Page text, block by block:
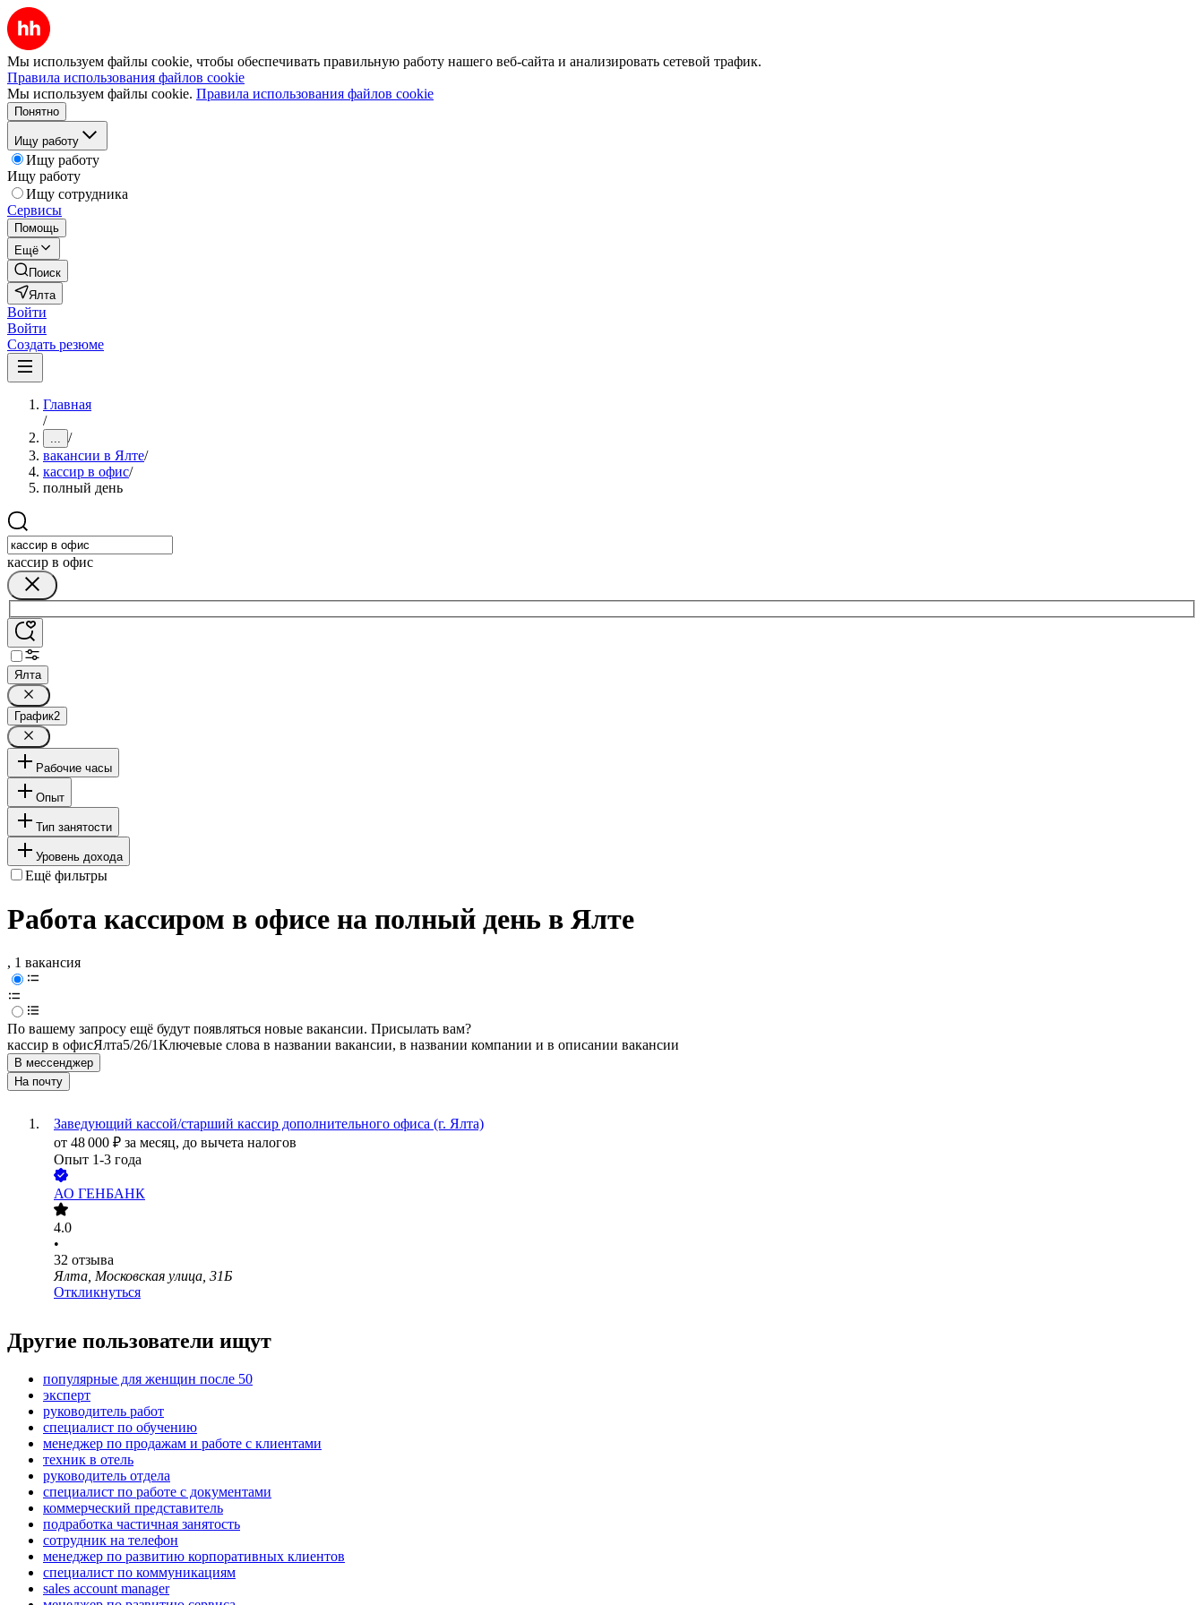
Мы используем файлы cookie, чтобы обеспечивать правильную работу нашего веб-сайта и анализировать сетевой трафик.
Правила использования файлов cookie
Мы используем файлы cookie. Правила использования файлов cookie
Понятно
Ищу работу
Ищу работу
Ищу работу
Ищу сотрудника
Сервисы
Помощь
Ещё
Поиск
Ялта
Войти
Войти
Создать резюме
Главная
/
... /
вакансии в Ялте/
кассир в офис/
полный день
кассир в офис
Ялта
График2
Рабочие часы
Опыт
Тип занятости
Уровень дохода
Ещё фильтры
Работа кассиром в офисе на полный день в Ялте
, 1 вакансия
По вашему запросу ещё будут появляться новые вакансии. Присылать вам?
кассир в офисЯлта5/26/1Ключевые слова в названии вакансии, в названии компании и в описании вакансии
В мессенджер
На почту
Заведующий кассой/старший кассир дополнительного офиса (г. Ялта)
от 48 000 ₽ за месяц, до вычета налогов
Опыт 1-3 года
АО ГЕНБАНК
4.0
•
32 отзыва
Ялта, Московская улица, 31Б
Откликнуться
Другие пользователи ищут
популярные для женщин после 50
эксперт
руководитель работ
специалист по обучению
менеджер по продажам и работе с клиентами
техник в отель
руководитель отдела
специалист по работе с документами
коммерческий представитель
подработка частичная занятость
сотрудник на телефон
менеджер по развитию корпоративных клиентов
специалист по коммуникациям
sales account manager